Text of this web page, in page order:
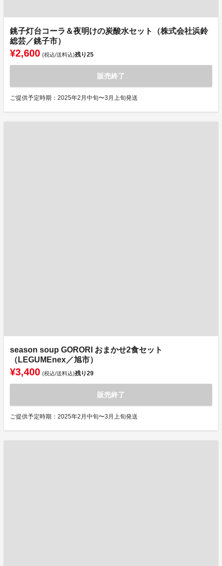
銚子灯台コーラ＆夜明けの炭酸水セット（株式会社浜鈴
総芸／銚子市）
¥2,600 (税込/送料込)残り25
販売終了
ご提供予定時期：2025年2月中旬〜3月上旬発送
season soup GORORI おまかせ2食セット
（LEGUMEnex／旭市）
¥3,400 (税込/送料込)残り29
販売終了
ご提供予定時期：2025年2月中旬〜3月上旬発送